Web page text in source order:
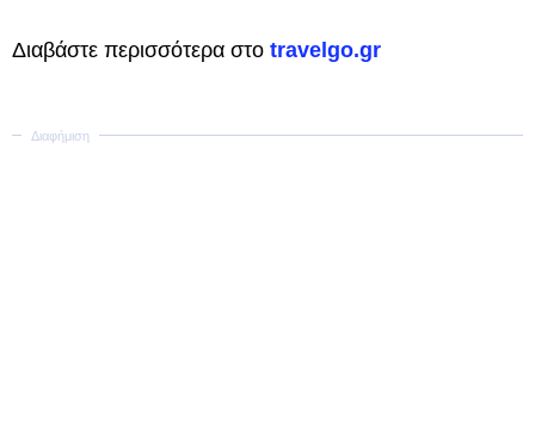
Διαβάστε περισσότερα στο travelgo.gr